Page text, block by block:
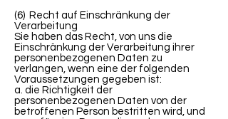
(6) Recht auf Einschränkung der
Verarbeitung
Sie haben das Recht, von uns die
Einschränkung der Verarbeitung ihrer
personenbezogenen Daten zu
verlangen, wenn eine der folgenden
Voraussetzungen gegeben ist:
a. die Richtigkeit der
personenbezogenen Daten von der
betroffenen Person bestritten wird, und